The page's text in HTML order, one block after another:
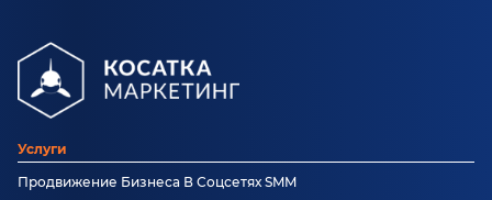
Услуги
Продвижение Бизнеса В Соцсетях SMM